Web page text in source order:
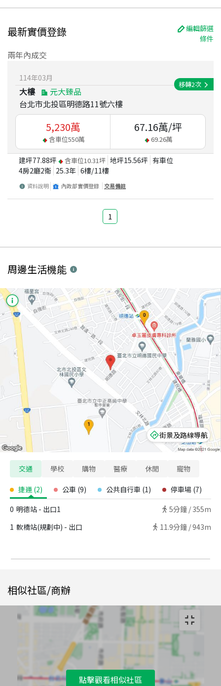
最新實價登錄
編輯篩選
條件
兩年內成交
114年03月
大樓
元大臻品
台北市北投區明德路11號六樓
移轉2次
5,230萬
含車位550萬
67.16萬/坪
69.26萬
建坪77.88坪 含車位10.31坪 地坪15.56坪 有車位
4房2廳2衛 25.3年 6樓/11樓
資料說明 內政部實價登錄 交易備註
1
周邊生活機能
街景及路線導航
交通 學校 購物 醫療 休閒 寵物
捷運 (2) 公車 (9) 公共自行車 (1) 停車場 (7)
0 明德站 - 出口1 5分鐘 / 355m
1 軟橋站(規劃中) - 出口 11.9分鐘 /943m
相似社區/商辦
點擊觀看相似社區